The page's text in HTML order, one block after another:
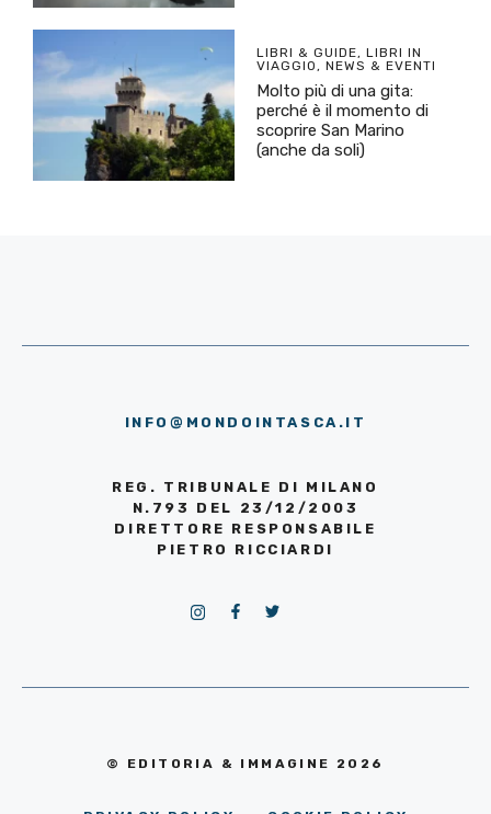
LIBRI & GUIDE, LIBRI IN
VIAGGIO , NEWS & EVENTI
Molto più di una gita:
perché è il momento di
scoprire San Marino
(anche da soli)
INFO@MONDOINTASCA.IT
REG. TRIBUNALE DI MILANO
N.793 DEL 23/12/2003
DIRETTORE RESPONSABILE
PIETRO RICCIARDI
© EDITORIA & IMMAGINE 2026